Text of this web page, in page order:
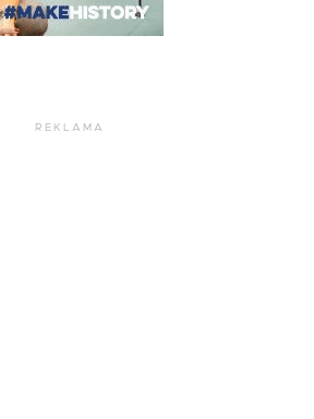
REKLAMA